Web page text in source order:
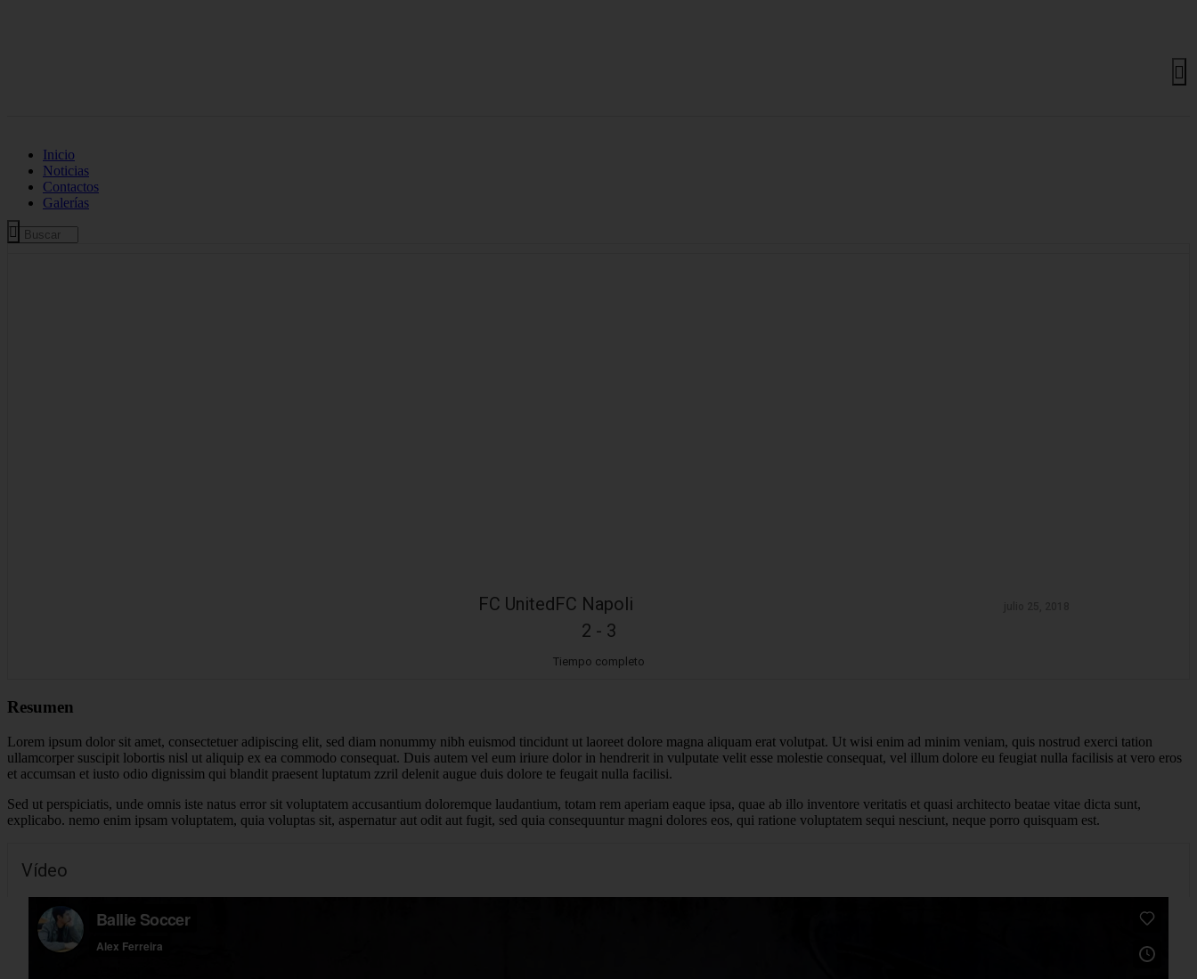
Inicio
Noticias
Contactos
Galerías
FC UnitedFC Napoli
2 - 3
Tiempo completo
Resumen
Lorem ipsum dolor sit amet, consectetuer adipiscing elit, sed diam nonummy nibh euismod tincidunt ut laoreet dolore magna aliquam erat volutpat. Ut wisi enim ad minim veniam, quis nostrud exerci tation
ullamcorper suscipit lobortis nisl ut aliquip ex ea commodo consequat. Duis autem vel eum iriure dolor in hendrerit in vulputate velit esse molestie consequat, vel illum dolore eu feugiat nulla facilisis at vero eros
et accumsan et iusto odio dignissim qui blandit praesent luptatum zzril delenit augue duis dolore te feugait nulla facilisi.
Sed ut perspiciatis, unde omnis iste natus error sit voluptatem accusantium doloremque laudantium, totam rem aperiam eaque ipsa, quae ab illo inventore veritatis et quasi architecto beatae vitae dicta sunt,
explicabo. nemo enim ipsam voluptatem, quia voluptas sit, aspernatur aut odit aut fugit, sed quia consequuntur magni dolores eos, qui ratione voluptatem sequi nesciunt, neque porro quisquam est.
Vídeo